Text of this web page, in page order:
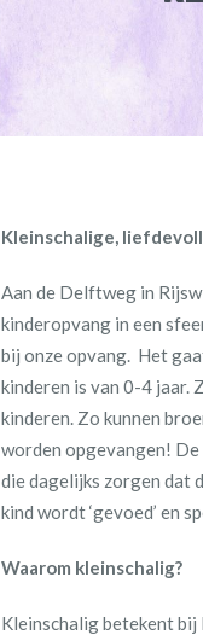
Kleinschalige,
Aan de Delftweg in
kinderopvang in een
bij onze opvang. Het
kinderen is van 0-4 jaar.
kinderen. Zo kunnen
worden opgevangen! De
die dagelijks zorgen dat
kind wordt ‘gevoed’ en
Waarom kleinschalig?
Kleinschalig betekent bij